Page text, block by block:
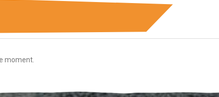
moment.